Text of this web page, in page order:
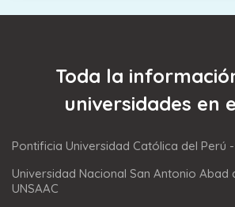
Toda la
universidades en
Pontificia Universidad Católica del Perú -
Universidad Nacional San Antonio Abad
UNSAAC